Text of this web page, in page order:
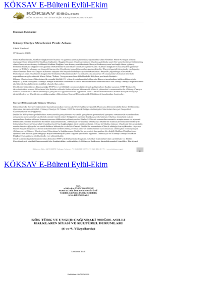
KÖKSAV E-Bülteni Eylül-Ekim
KÖKSAV E-Bülteni Eylül-Ekim